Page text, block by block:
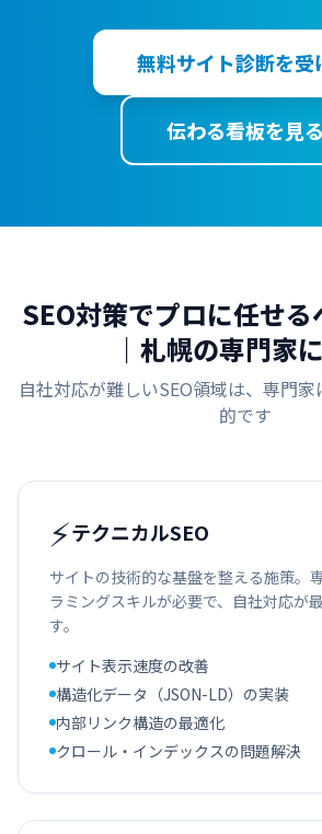
無料サイト診断を受
伝わる看板を見る
SEO対策でプロに任せる
｜札幌の専門家
自社対応が難しいSEO領域は、専門
的です
⚡テクニカルSEO
サイトの技術的な基盤を整える施策。
ラミングスキルが必要で、自社対応が
す。
サイト表示速度の改善
構造化データ（JSON-LD）の実装
内部リンク構造の最適化
クロール・インデックスの問題解決